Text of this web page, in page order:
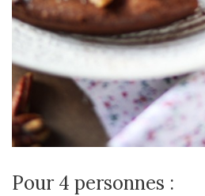
Pour 4 personnes :